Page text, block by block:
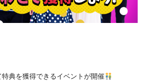
典を獲得できるイベントが開催